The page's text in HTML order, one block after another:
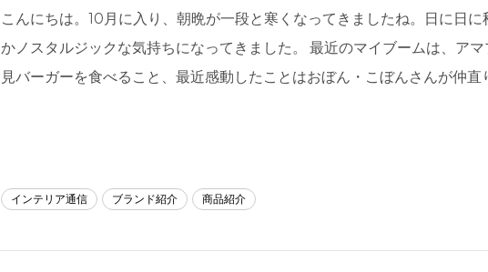
こんにちは。10月に入り、朝晩が一段と寒くなってきましたね。日に日
かノスタルジックな気持ちになってきました。 最近のマイブームは、ア
見バーガーを食べること、最近感動したことはおぼん・こぼんさんが仲直
インテリア通信 ブランド紹介 商品紹介